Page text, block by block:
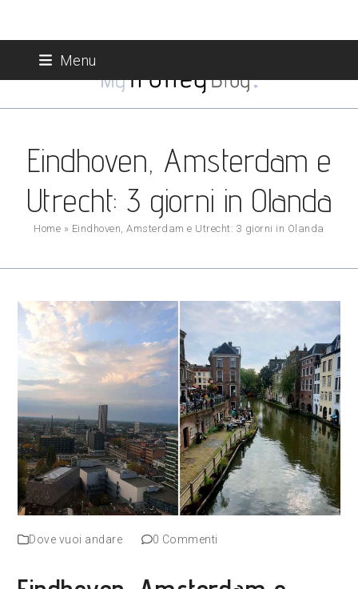
Menu
Eindhoven, Amsterdam e
Utrecht: 3 giorni in Olanda
Home » Eindhoven, Amsterdam e Utrecht: 3 giorni in Olanda
Dove vuoi andare 0 Commenti